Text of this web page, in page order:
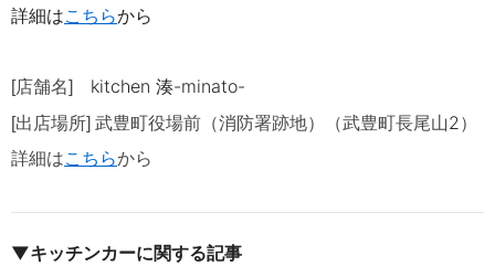
詳細はこちらから
[店舗名] kitchen 湊-minato-
[出店場所] 武豊町役場前（消防署跡地）（武豊町長尾山2）
詳細はこちらから
▼キッチンカーに関する記事